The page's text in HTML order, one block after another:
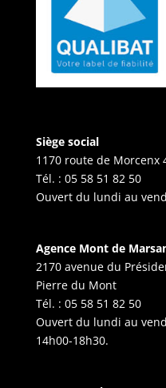
Siège social
1170 route de Morcenx
Tél. : 05 58 51 82 50
Ouvert du lundi au
Agence Mont de
2170 avenue du
Pierre du Mont
Tél. : 05 58 51 82 50
Ouvert du lundi au
14h00-18h30.